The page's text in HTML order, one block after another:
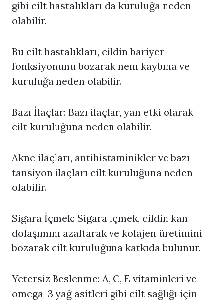
gibi cilt hastalıkları da kuruluğa neden
olabilir.
Bu cilt hastalıkları, cildin bariyer
fonksiyonunu bozarak nem kaybına ve
kuruluğa neden olabilir.
Bazı İlaçlar: Bazı ilaçlar, yan etki olarak
cilt kuruluğuna neden olabilir.
Akne ilaçları, antihistaminikler ve bazı
tansiyon ilaçları cilt kuruluğuna neden
olabilir.
Sigara İçmek: Sigara içmek, cildin kan
dolaşımını azaltarak ve kolajen üretimini
bozarak cilt kuruluğuna katkıda bulunur.
Yetersiz Beslenme: A, C, E vitaminleri ve
omega-3 yağ asitleri gibi cilt sağlığı için